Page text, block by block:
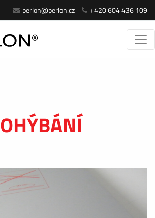
perlon@perlon.cz +420 604 436 109
OHÝBÁNÍ